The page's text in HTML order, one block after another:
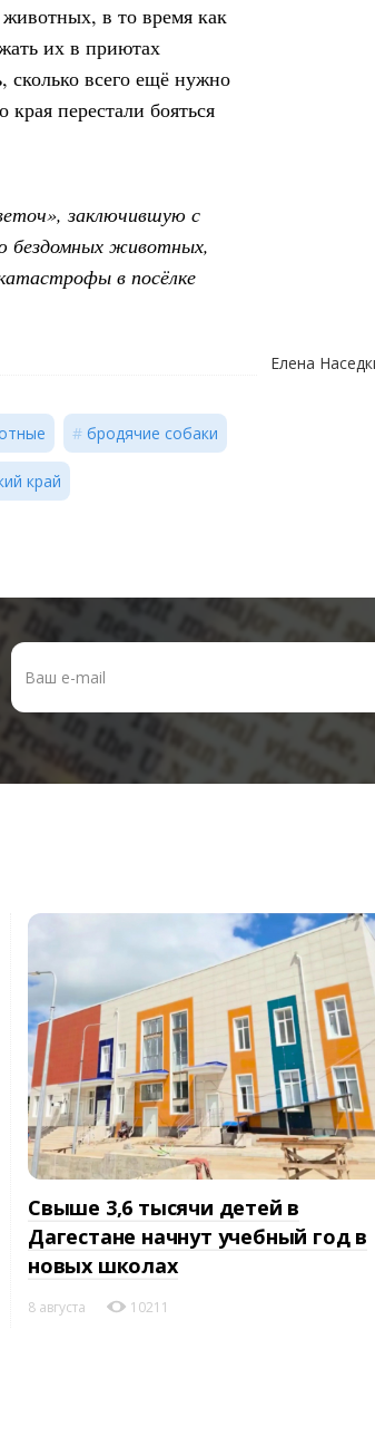
в то время как
их в приютах
сколько всего ещё нужно
края перестали бояться
заключившую с
бездомных животных,
в посёлке
Елена
бродячие собаки
край
Свыше 3,6 тысячи детей в
Дагестане начнут учебный год в
новых школах
8 августа 10211